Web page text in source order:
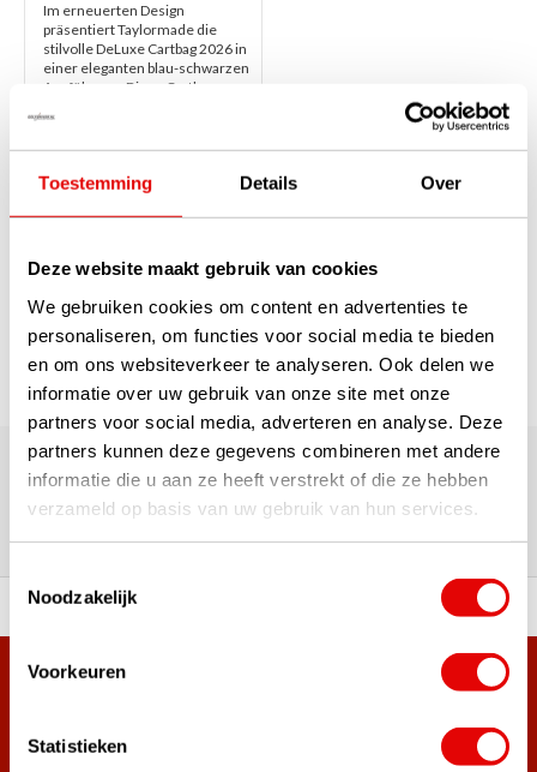
Toestemming Details Over
Deze website maakt gebruik van cookies
We gebruiken cookies om content en advertenties te
personaliseren, om functies voor social media te bieden
en om ons websiteverkeer te analyseren. Ook delen we
informatie over uw gebruik van onze site met onze
partners voor social media, adverteren en analyse. Deze
partners kunnen deze gegevens combineren met andere
informatie die u aan ze heeft verstrekt of die ze hebben
verzameld op basis van uw gebruik van hun services.
Toestemmingsselectie
Noodzakelijk
Voorkeuren
Statistieken
Im erneuerten Design
präsentiert Taylormade die
stilvolle DeLuxe Cartbag 2026 in
einer eleganten blau-schwarzen
Ausführung. Diese Cartbag
€360,00
€325,00
Über 180.000 Kunden | Über 5.000 Bewertungen | Trusted
Shops, TrustPilot, Google
Bewertungen: Das sagen unsere
Kunden
an Top-Marken! Vor 15:00 Uhr bestellt,
Mehr als 38.000 Kunden haben sich bereits
Melde dich für den Newsletter an und verpasse nie wieder